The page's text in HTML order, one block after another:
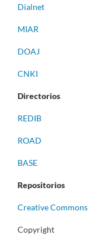
Dialnet
MIAR
DOAJ
CNKI
Directorios
REDIB
ROAD
BASE
Repositorios
Creative Commons
Copyright